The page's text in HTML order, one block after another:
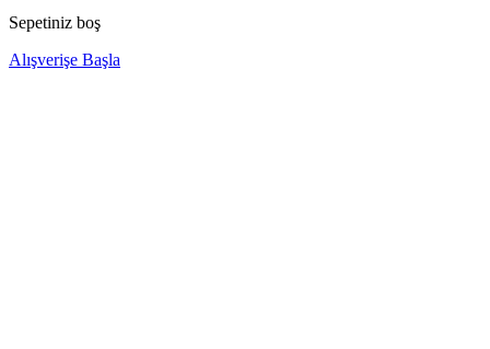
Sepetiniz boş
Alışverişe Başla